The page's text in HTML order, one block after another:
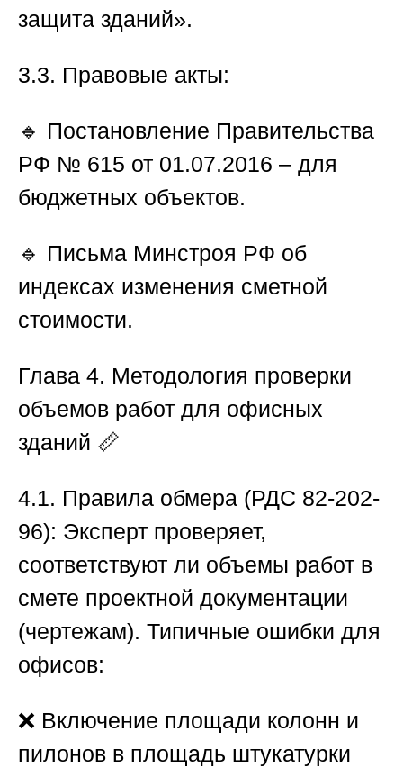
защита зданий».
3.3. Правовые акты:
🔹 Постановление Правительства
РФ № 615 от 01.07.2016 – для
бюджетных объектов.
🔹 Письма Минстроя РФ об
индексах изменения сметной
стоимости.
Глава 4. Методология проверки
объемов работ для офисных
зданий 📏
4.1. Правила обмера (РДС 82-202-
96): Эксперт проверяет,
соответствуют ли объемы работ в
смете проектной документации
(чертежам). Типичные ошибки для
офисов:
❌ Включение площади колонн и
пилонов в площадь штукатурки